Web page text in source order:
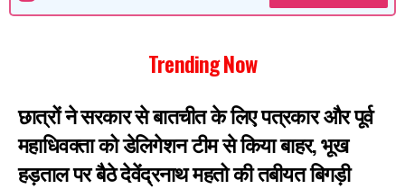
Trending Now
छात्रों ने सरकार से बातचीत के लिए पत्रकार और पूर्व
महाधिवक्ता को डेलिगेशन टीम से किया बाहर, भूख
हड़ताल पर बैठे देवेंद्रनाथ महतो की तबीयत बिगड़ी